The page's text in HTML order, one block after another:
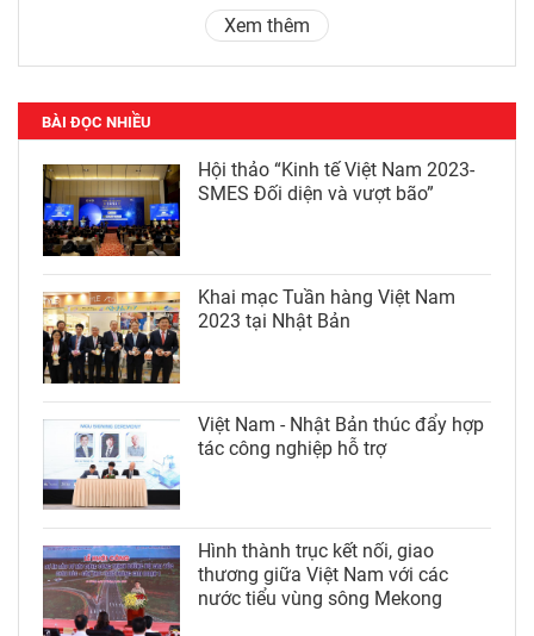
Xem thêm
BÀI ĐỌC NHIỀU
Hội thảo “Kinh tế Việt Nam 2023-
SMES Đối diện và vượt bão”
Khai mạc Tuần hàng Việt Nam
2023 tại Nhật Bản
Việt Nam - Nhật Bản thúc đẩy hợp
tác công nghiệp hỗ trợ
Hình thành trục kết nối, giao
thương giữa Việt Nam với các
nước tiểu vùng sông Mekong